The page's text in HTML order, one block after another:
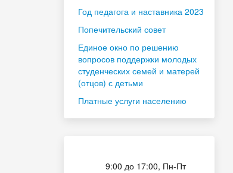
Год педагога и наставника 2023
Попечительский совет
Единое окно по решению
вопросов поддержки молодых
студенческих семей и матерей
(отцов) с детьми
Платные услуги населению
9:00 до 17:00, Пн-Пт